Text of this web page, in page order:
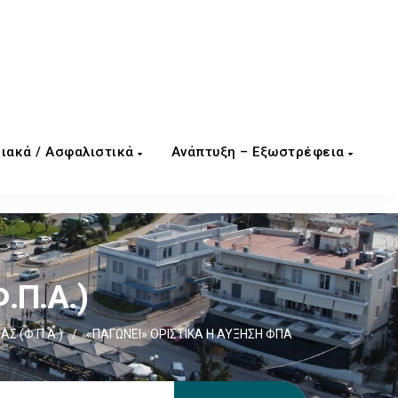
/ Ασφαλιστικά Ανάπτυξη – Εξωστρέφεια
(Φ.Π.Α.) / «ΠΑΓΩΝΕΙ» ΟΡΙΣΤΙΚΑ Η ΑΥΞΗΣΗ ΦΠΑ